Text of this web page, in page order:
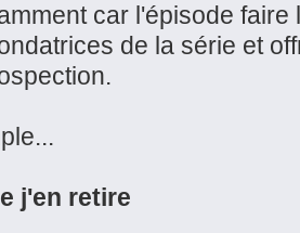
car l'épisode faire
de la série et
j'en retire